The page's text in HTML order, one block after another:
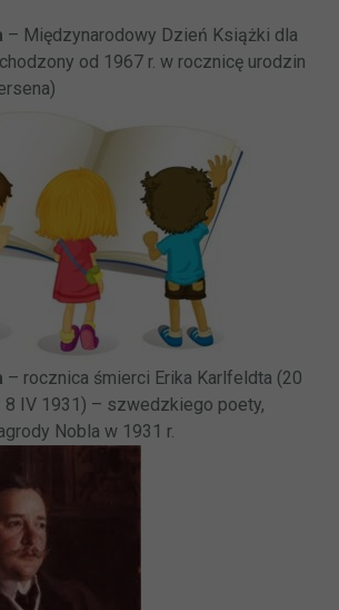
– Międzynarodowy Dzień Książki dla
od 1967 r. w rocznicę urodzin
– rocznica śmierci Erika Karlfeldta (20
IV 1931) – szwedzkiego poety,
Nobla w 1931 r.